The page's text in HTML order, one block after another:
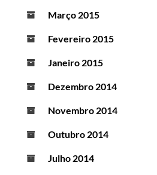
Março 2015
Fevereiro 2015
Janeiro 2015
Dezembro 2014
Novembro 2014
Outubro 2014
Julho 2014